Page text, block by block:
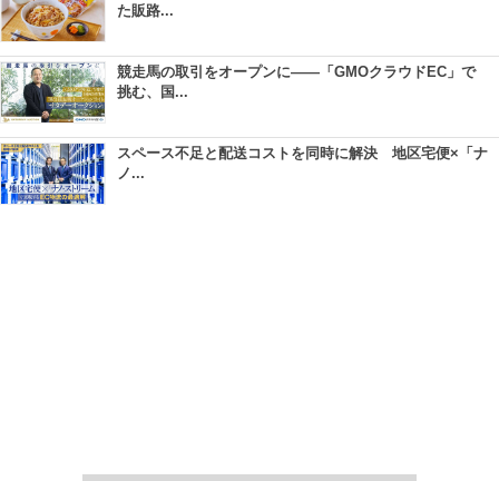
た販路...
競走馬の取引をオープンに――「GMOクラウドEC」で
挑む、国...
スペース不足と配送コストを同時に解決 地区宅便×「ナ
ノ...